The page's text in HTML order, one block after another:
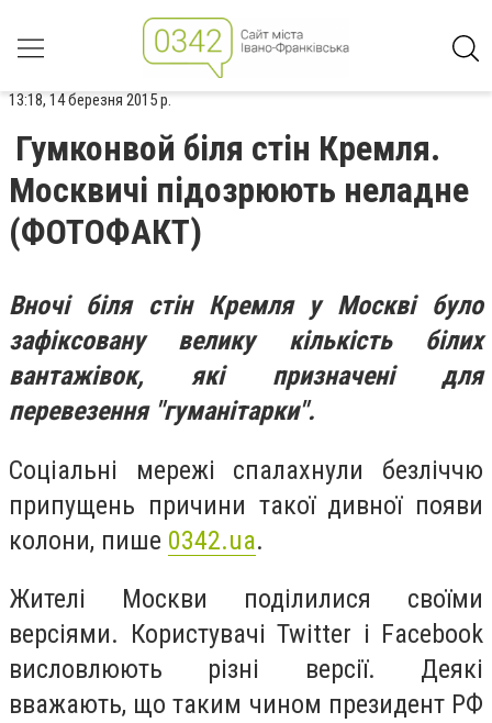
13:18, 14 березня 2015 р.
Гумконвой біля стін Кремля.
Москвичі підозрюють неладне
(ФОТОФАКТ)
Вночі біля стін Кремля у Москві було
зафіксовану велику кількість білих
вантажівок, які призначені для
перевезення "гуманітарки".
Соціальні мережі спалахнули безліччю
припущень причини такої дивної появи
колони, пише 0342.ua.
Жителі Москви поділилися своїми
версіями. Користувачі Twitter і Facebook
висловлюють різні версії. Деякі
вважають, що таким чином президент РФ